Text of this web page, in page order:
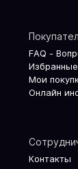
FAQ -
Мои
Онлайн
Контакты